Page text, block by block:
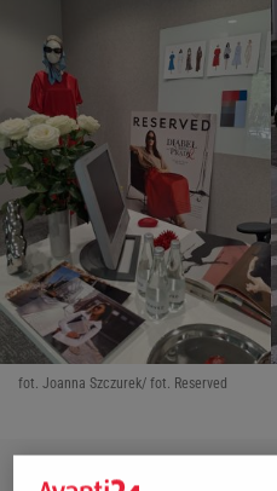
fot. Joanna Szczurek/ fot. Reserved